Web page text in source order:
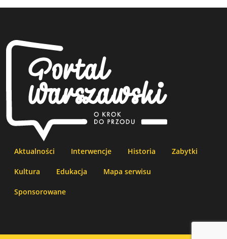
Aktualności Interwencje Historia Zabytki
Kultura Edukacja Mapa serwisu
Sponsorowane